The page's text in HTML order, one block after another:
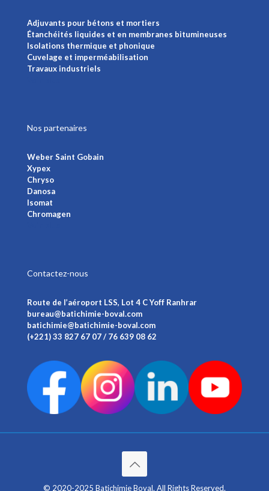
Adjuvants pour bétons et mortiers
Étanchéités liquides et en membranes bitumineuses
Isolations thermique et phonique
Cuvelage et imperméabilisation
Travaux industriels
Nos partenaires
Weber Saint Gobain
Xypex
Chryso
Danosa
Isomat
Chromagen
Contactez-nous
Route de l’aéroport LSS, Lot 4 C Yoff Ranhrar
bureau@batichimie-boval.com
batichimie@batichimie-boval.com
(+221) 33 827 67 07 / 76 639 08 62
© 2020-2025 Batichimie Boval. All Rights Reserved.